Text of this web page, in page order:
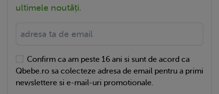
ultimele noutăți.
Confirm ca am peste 16 ani si sunt de acord ca
Qbebe.ro sa colecteze adresa de email pentru a primi
newslettere si e-mail-uri promotionale.